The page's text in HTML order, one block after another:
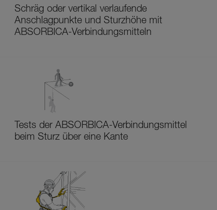
Schräg oder vertikal verlaufende
Anschlagpunkte und Sturzhöhe mit
ABSORBICA-Verbindungsmitteln
Tests der ABSORBICA-Verbindungsmittel
beim Sturz über eine Kante